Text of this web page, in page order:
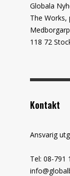
Globala
The Works,
118 72
Kontakt
Ansvarig
Tel: 08-791